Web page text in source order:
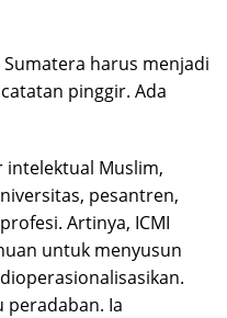
harus menjadi
pinggir. Ada
intelektual Muslim,
pesantren,
Artinya, ICMI
untuk menyusun
peradaban. Ia